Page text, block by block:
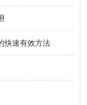
快速有效方法